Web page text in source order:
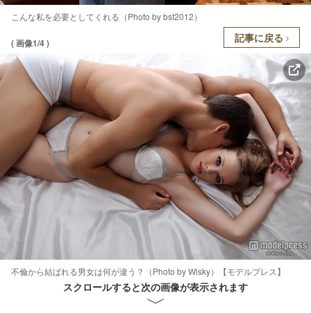
こんな私を必要としてくれる（Photo by bst2012）
( 画像1/4 ) 記事に戻る
不倫から結ばれる男女は何が違う？（Photo by Wisky）【モデルプレス】
スクロールすると次の画像が表示されます